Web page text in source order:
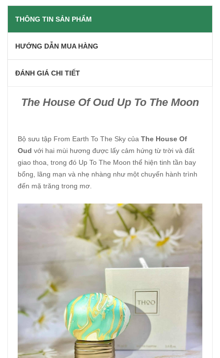
THÔNG TIN SẢN PHẨM
HƯỚNG DẪN MUA HÀNG
ĐÁNH GIÁ CHI TIẾT
The House Of Oud Up To The Moon
Bộ sưu tập From Earth To The Sky của The House Of
Oud với hai mùi hương được lấy cảm hứng từ trời và đất
giao thoa, trong đó Up To The Moon thể hiện tinh tần bay
bổng, lãng mạn và nhẹ nhàng như một chuyến hành trình
đến mặ trăng trong mơ.